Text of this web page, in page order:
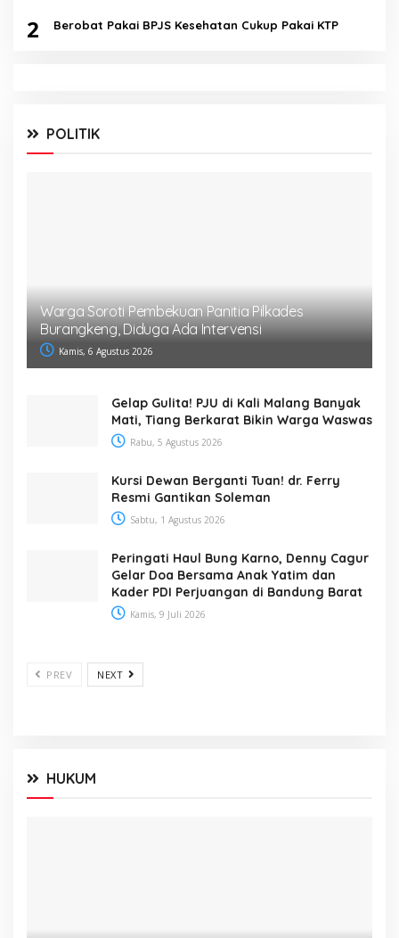
2 Berobat Pakai BPJS Kesehatan Cukup Pakai KTP
POLITIK
Warga Soroti Pembekuan Panitia Pilkades
Burangkeng, Diduga Ada Intervensi
Kamis, 6 Agustus 2026
Gelap Gulita! PJU di Kali Malang Banyak
Mati, Tiang Berkarat Bikin Warga Waswas
Rabu, 5 Agustus 2026
Kursi Dewan Berganti Tuan! dr. Ferry
Resmi Gantikan Soleman
Sabtu, 1 Agustus 2026
Peringati Haul Bung Karno, Denny Cagur
Gelar Doa Bersama Anak Yatim dan
Kader PDI Perjuangan di Bandung Barat
Kamis, 9 Juli 2026
PREV NEXT
HUKUM